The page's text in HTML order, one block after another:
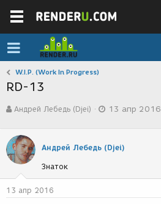
W.I.P. (Work In Progress)
RD-13
в
о
р
т
е
м
ы
Андрей Лебедь (Djei)
а
с
д
13 апр 2016
Андрей Лебедь (Djei)
Знаток
13 апр 2016